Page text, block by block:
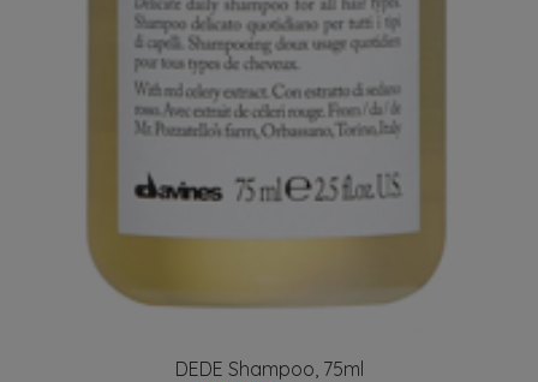
DEDE Shampoo, 75ml